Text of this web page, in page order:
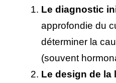
Le diagnostic
approfondie du
déterminer la
(souvent
Le design de la